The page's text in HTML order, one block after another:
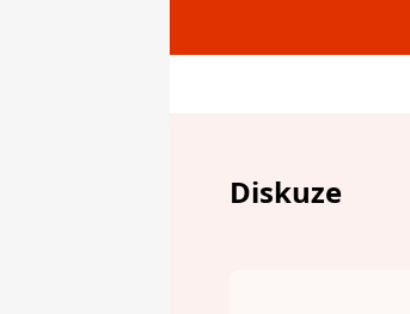
Diskuze